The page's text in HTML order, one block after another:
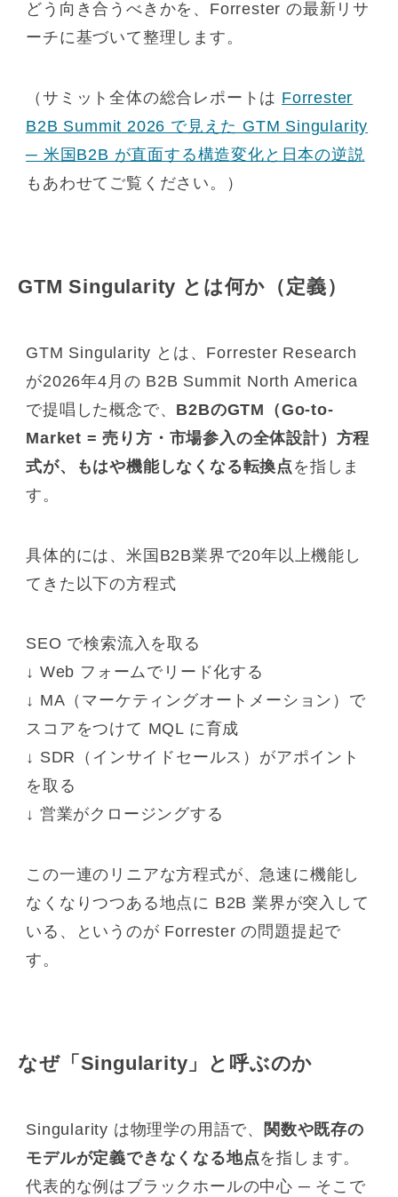
どう向き合うべきかを、Forrester の最新リサ
ーチに基づいて整理します。
（サミット全体の総合レポートは Forrester
B2B Summit 2026 で見えた GTM Singularity
─ 米国B2B が直面する構造変化と日本の逆説
もあわせてご覧ください。）
GTM Singularity とは何か（定義）
GTM Singularity とは、Forrester Research
が2026年4月の B2B Summit North America
で提唱した概念で、 B2BのGTM（Go-to-
Market = 売り方・市場参入の全体設計）方程
式が、もはや機能しなくなる転換点 を指しま
す。
具体的には、米国B2B業界で20年以上機能し
てきた以下の方程式
SEO で検索流入を取る
↓ Web フォームでリード化する
↓ MA（マーケティングオートメーション）で
スコアをつけて MQL に育成
↓ SDR（インサイドセールス）がアポイント
を取る
↓ 営業がクロージングする
この一連のリニアな方程式が、急速に機能し
なくなりつつある地点に B2B 業界が突入して
いる、というのが Forrester の問題提起で
す。
なぜ「Singularity」と呼ぶのか
Singularity は物理学の用語で、 関数や既存の
モデルが定義できなくなる地点を指します。
代表的な例はブラックホールの中心 ─ そこで